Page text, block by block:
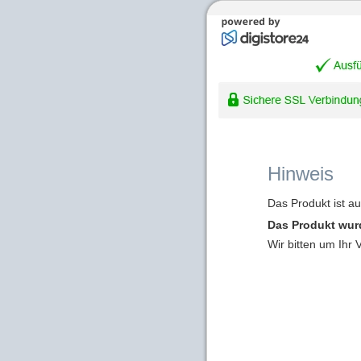
Hinweis
Das Produkt ist
Das Produkt
Wir bitten um Ihr